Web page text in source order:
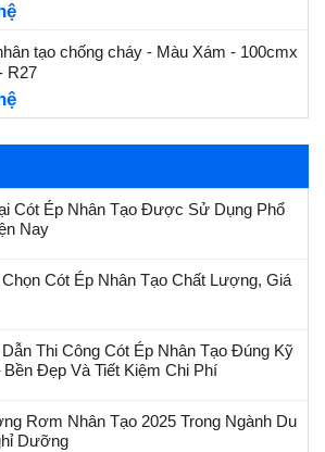
tạo chống cháy - Màu Xám - 100cmx
R27
Cót Ép Nhân Tạo Được Sử Dụng Phổ
Nay
Cót Ép Nhân Tạo Chất Lượng, Giá
Thi Công Cót Ép Nhân Tạo Đúng Kỹ
Bền Đẹp Và Tiết Kiệm Chi Phí
Rơm Nhân Tạo 2025 Trong Ngành Du
Dưỡng